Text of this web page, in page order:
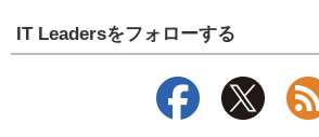
IT Leadersをフォローする